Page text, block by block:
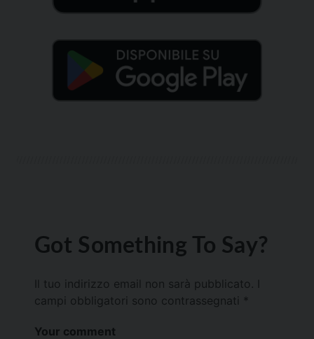
Got Something To Say?
Il tuo indirizzo email non sarà pubblicato.
campi obbligatori sono contrassegnati *
Your comment